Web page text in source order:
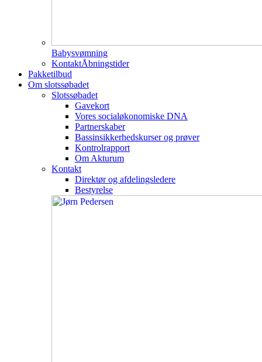
Babysvømning
KontaktÅbningstider
Pakketilbud
Om slotssøbadet
Slotssøbadet
Gavekort
Vores socialøkonomiske DNA
Partnerskaber
Bassinsikkerhedskurser og prøver
Kontrolrapport
Om Akturum
Kontakt
Direktør og afdelingsledere
Bestyrelse